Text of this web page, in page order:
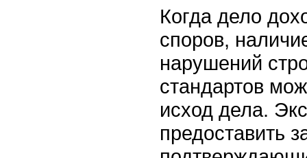
Когда дело
споров,
нарушений
стандартов
исход дела.
предоставить